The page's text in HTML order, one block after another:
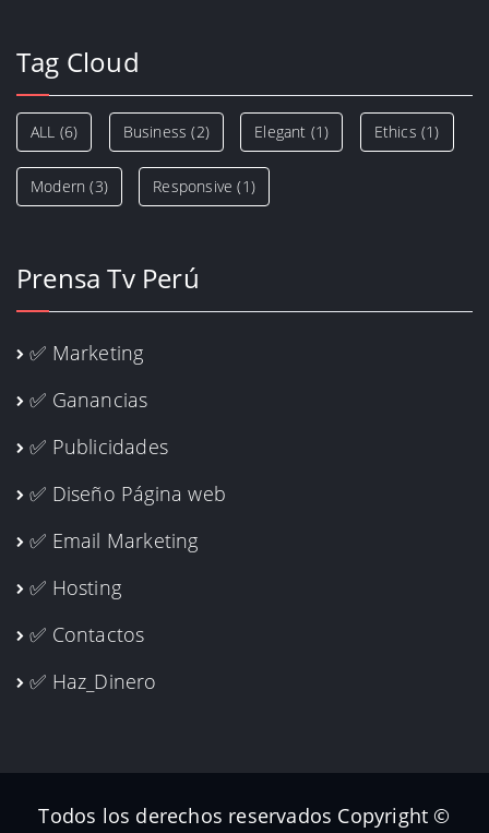
Tag Cloud
ALL (6) Business (2) Elegant (1) Ethics (1)
Modern (3) Responsive (1)
Prensa Tv Perú
✅ Marketing
✅ Ganancias
✅ Publicidades
✅ Diseño Página web
✅ Email Marketing
✅ Hosting
✅ Contactos
✅ Haz_Dinero
Todos los derechos reservados Copyright ©